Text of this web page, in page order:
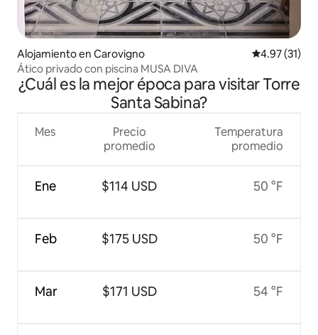
Alojamiento en Carovigno Calificación
4.97 (31)
Ático privado con piscina MUSA DIVA
¿Cuál es la mejor época para visitar Torre
Santa Sabina?
Mes
Ene
Feb
Mar
Precio
promedio
$114 USD
$175 USD
$171 USD
Temperatura
promedio
50 °F
50 °F
54 °F